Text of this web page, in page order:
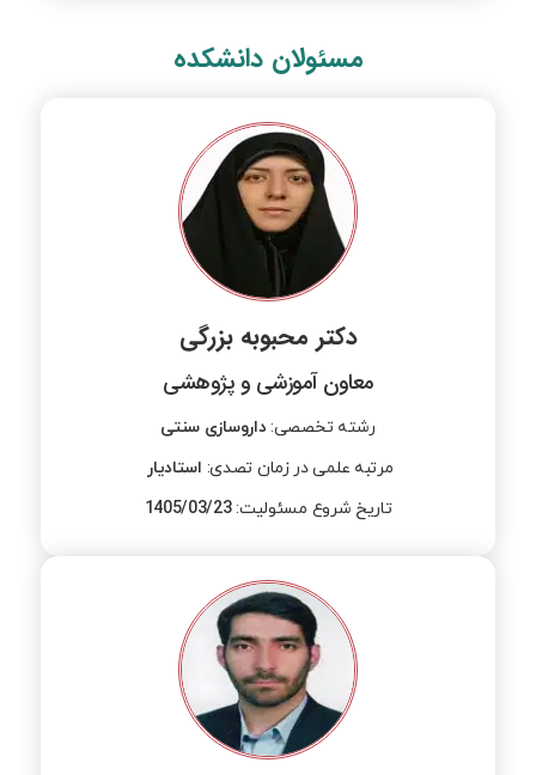
مسئولان دانشکده
دکتر محبوبه بزرگی
معاون آموزشی و پژوهشی
رشته تخصصی​:داروسازی سنتی​
مرتبه علمی در زمان تصدی: استادیار
تاریخ شروع مسئولیت:1405/03/23